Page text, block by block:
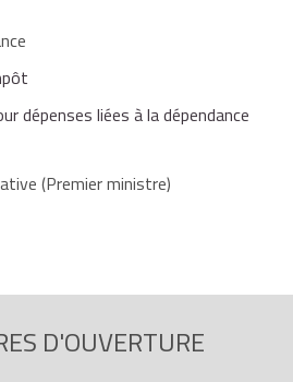
dépenses liées à la dépendance
(Premier ministre)
D'OUVERTURE